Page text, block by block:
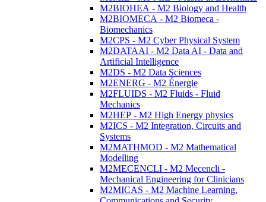
M2BIOHEA - M2 Biology and Health
M2BIOMECA - M2 Biomeca -
Biomechanics
M2CPS - M2 Cyber Physical System
M2DATAAI - M2 Data AI - Data and
Artificial Intelligence
M2DS - M2 Data Sciences
M2ENERG - M2 Énergie
M2FLUIDS - M2 Fluids - Fluid
Mechanics
M2HEP - M2 High Energy physics
M2ICS - M2 Integration, Circuits and
Systems
M2MATHMOD - M2 Mathematical
Modelling
M2MECENCLI - M2 Mecencli -
Mechanical Engineering for Clinicians
M2MICAS - M2 Machine Learning,